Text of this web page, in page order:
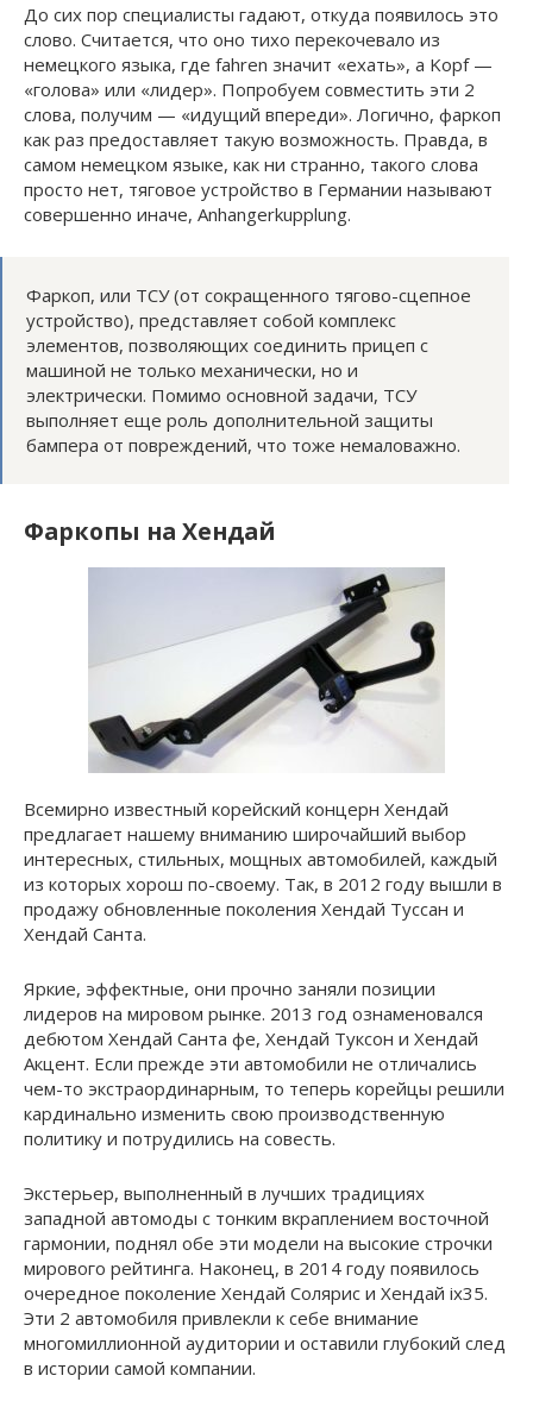
До сих пор специалисты гадают, откуда появилось это
слово. Считается, что оно тихо перекочевало из
немецкого языка, где fahren значит «ехать», а Kopf —
«голова» или «лидер». Попробуем совместить эти 2
слова, получим — «идущий впереди». Логично, фаркоп
как раз предоставляет такую возможность. Правда, в
самом немецком языке, как ни странно, такого слова
просто нет, тяговое устройство в Германии называют
совершенно иначе, Anhangerkupplung.
Фаркоп, или ТСУ (от сокращенного тягово-сцепное
устройство), представляет собой комплекс
элементов, позволяющих соединить прицеп с
машиной не только механически, но и
электрически. Помимо основной задачи, ТСУ
выполняет еще роль дополнительной защиты
бампера от повреждений, что тоже немаловажно.
Фаркопы на Хендай
Всемирно известный корейский концерн Хендай
предлагает нашему вниманию широчайший выбор
интересных, стильных, мощных автомобилей, каждый
из которых хорош по-своему. Так, в 2012 году вышли в
продажу обновленные поколения Хендай Туссан и
Хендай Санта.
Яркие, эффектные, они прочно заняли позиции
лидеров на мировом рынке. 2013 год ознаменовался
дебютом Хендай Санта фе, Хендай Туксон и Хендай
Акцент. Если прежде эти автомобили не отличались
чем-то экстраординарным, то теперь корейцы решили
кардинально изменить свою производственную
политику и потрудились на совесть.
Экстерьер, выполненный в лучших традициях
западной автомоды с тонким вкраплением восточной
гармонии, поднял обе эти модели на высокие строчки
мирового рейтинга. Наконец, в 2014 году появилось
очередное поколение Хендай Солярис и Хендай ix35.
Эти 2 автомобиля привлекли к себе внимание
многомиллионной аудитории и оставили глубокий след
в истории самой компании.